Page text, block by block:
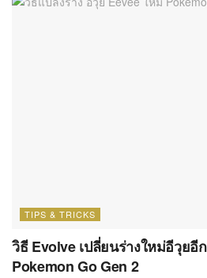
TIPS & TRICKS
วิธี Evolve เปลี่ยนร่างใหม่อีวุยอี
Pokemon Go Gen 2